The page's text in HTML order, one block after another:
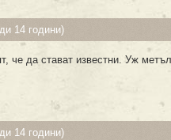
14 години)
че да стават известни. Уж
14 години)